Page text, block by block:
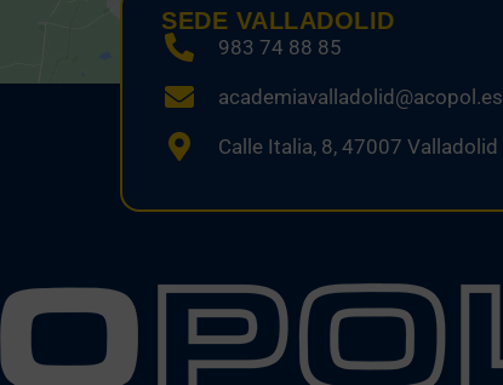
SEDE VALLADOLID
983 74 88 85
academiavalladolid@acopol.es
Calle Italia, 8, 47007 Valladolid